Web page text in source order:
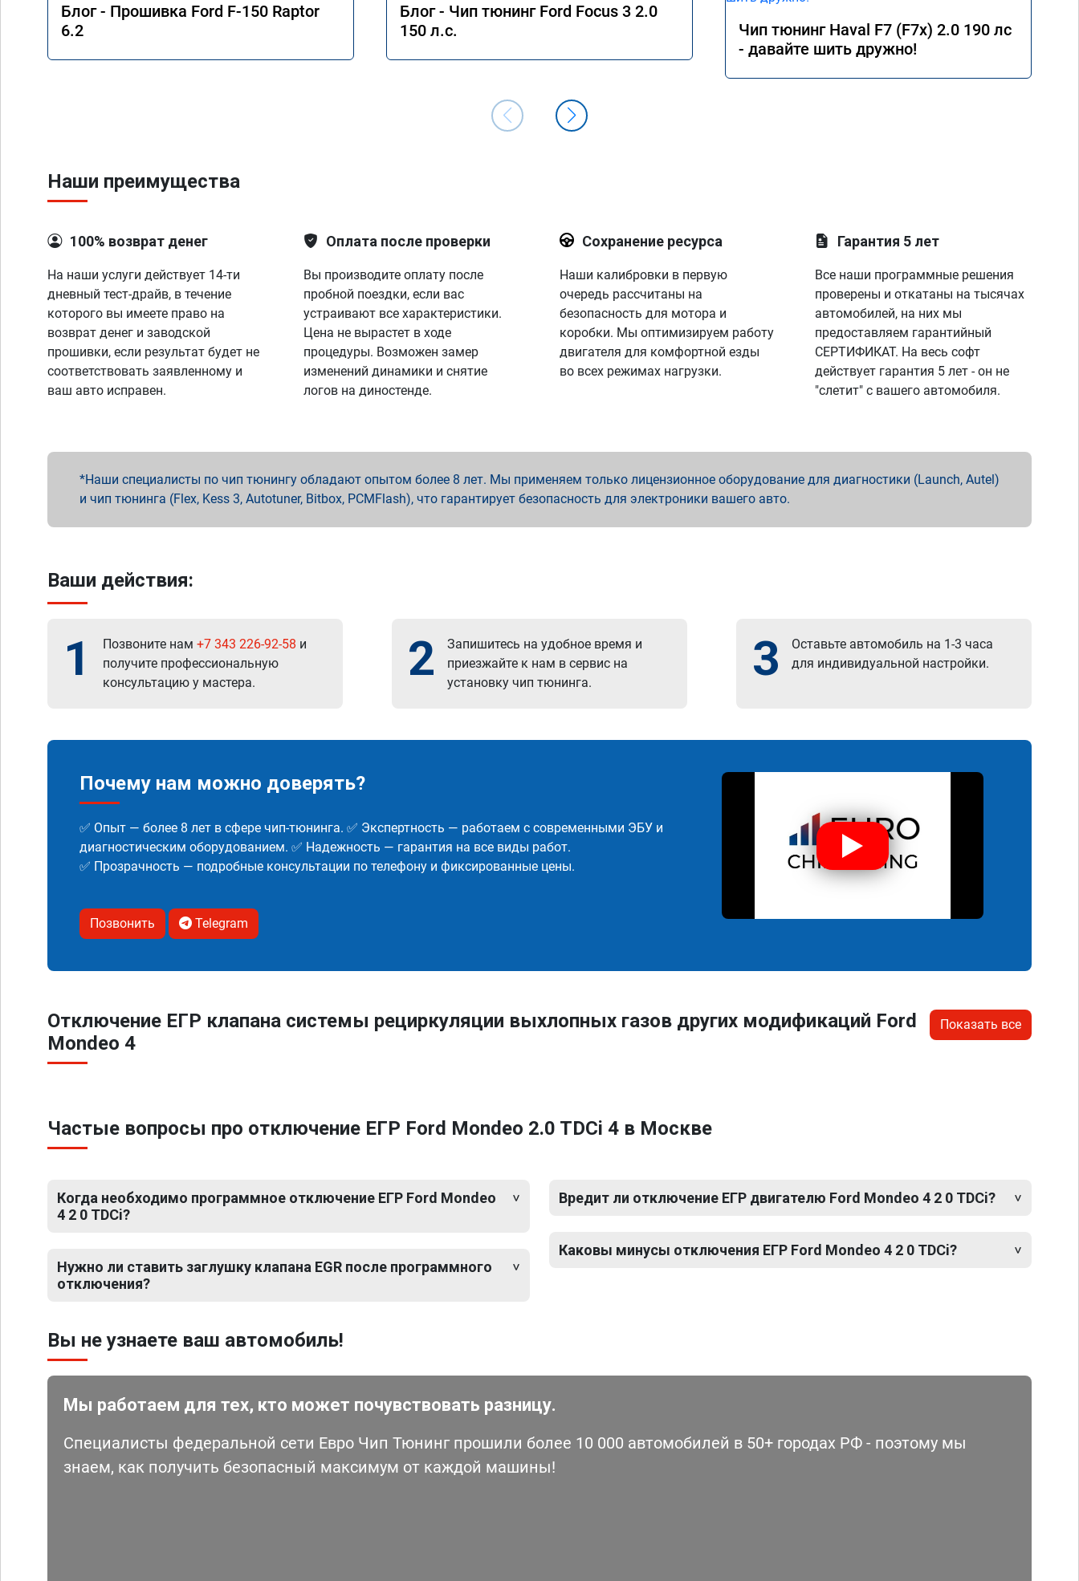
Блог - Прошивка Ford F-150 Raptor
6.2
Блог - Чип тюнинг Ford Focus 3 2.0
150 л.с.
Чип тюнинг Haval F7 (F7x) 2.0 190 лс
- давайте шить дружно!
Наши преимущества
100% возврат денег
На наши услуги действует 14-ти
дневный тест-драйв, в течение
которого вы имеете право на
возврат денег и заводской
прошивки, если результат будет не
соответствовать заявленному и
ваш авто исправен.
Оплата после проверки
Вы производите оплату после
пробной поездки, если вас
устраивают все характеристики.
Цена не вырастет в ходе
процедуры. Возможен замер
изменений динамики и снятие
логов на диностенде.
Сохранение ресурса
Наши калибровки в первую
очередь рассчитаны на
безопасность для мотора и
коробки. Мы оптимизируем работу
двигателя для комфортной езды
во всех режимах нагрузки.
Гарантия 5 лет
Все наши программные решения
проверены и откатаны на тысячах
автомобилей, на них мы
предоставляем гарантийный
СЕРТИФИКАТ. На весь софт
действует гарантия 5 лет - он не
"слетит" с вашего автомобиля.
Наши специалисты по чип тюнингу обладают опытом более 8 лет. Мы применяем только лицензионное оборудование для диагностики (Launch, Autel)
и чип тюнинга (Flex, Kess 3, Autotuner, Bitbox, PCMFlash), что гарантирует безопасность для электроники вашего авто.
Ваши действия:
1 Позвоните нам +7 343 226-92-58 и
получите профессиональную
консультацию у мастера.
2
Запишитесь на удобное время и
приезжайте к нам в сервис на
установку чип тюнинга.
3
Оставьте автомобиль на 1-3 часа
для индивидуальной настройки.
Почему нам можно доверять?
✅ Опыт — более 8 лет в сфере чип-тюнинга. ✅ Экспертность — работаем с современными ЭБУ и
диагностическим оборудованием. ✅ Надежность — гарантия на все виды работ.
✅ Прозрачность — подробные консультации по телефону и фиксированные цены.
Позвонить Telegram
Отключение ЕГР клапана системы рециркуляции выхлопных газов других модификаций Ford
Mondeo 4
Показать все
Частые вопросы про отключение ЕГР Ford Mondeo 2.0 TDCi 4 в Москве
Когда необходимо программное отключение ЕГР Ford Mondeo
4 2 0 TDCi?
Нужно ли ставить заглушку клапана EGR после программного
отключения?
Вредит ли отключение ЕГР двигателю Ford Mondeo 4 2 0 TDCi?
Каковы минусы отключения ЕГР Ford Mondeo 4 2 0 TDCi?
Вы не узнаете ваш автомобиль!
Мы работаем для тех, кто может почувствовать разницу.
Специалисты федеральной сети Евро Чип Тюнинг прошили более 10 000 автомобилей в 50+ городах РФ - поэтому мы
знаем, как получить безопасный максимум от каждой машины!